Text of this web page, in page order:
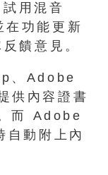
用混音
在功能更新
饋意見。
、Adobe
供內容證書
而 Adobe
動附上內